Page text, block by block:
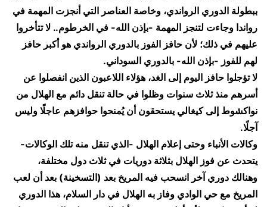
ببطولة الدوري الرواندي، وخاصة العناصر التي أنجزت المهمة في
رواندا وجاءت لتنجز المهمة -بإذن الله- في الخرطوم.. لا تتأخروا
عليهم في ذلك؛ لأن حافز الفوز بالدوري الرواندي هو أكبر حافز
لهم للفوز -بإذن الله- بالدوري السوداني.
​لا تؤجلوا حافز اليوم إلى الغد، هؤلاء اللاعبون الذين انفصلوا عن
أسرهم منذ ثلاث سنوات وظلوا في حالة تنقل دائم مع الهلال من
نواكشوط إلى كيغالي يستحقون أن يُمنحوا حوافزهم عاجلًا وليس
آجلًا.
​وكالات الأنباء وحتى إعلام الهلال -الذي تنقل منه تلك الوكالات-
يتحدث عن فوز الهلال بثلاثة دوريات في ثلاث دول مختلفة،
وهنالك دوري آخر انسحب فيه المريخ بعد (التسخينة) بعد أن لعب
المريخ مع حي الوادي وفاز به الهلال في دار السلام، هذا الدوري